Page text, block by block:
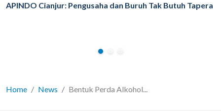
APINDO Cianjur: Pengusaha dan Buruh Tak Butuh Tapera
Home News Bentuk Perda Alkohol...